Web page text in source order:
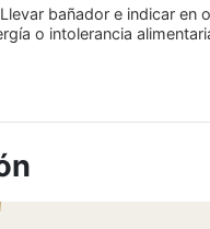
bañador e indicar en
o intolerancia